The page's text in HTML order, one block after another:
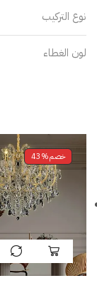
نوع التركيب
لون الغطاء
خصم43%